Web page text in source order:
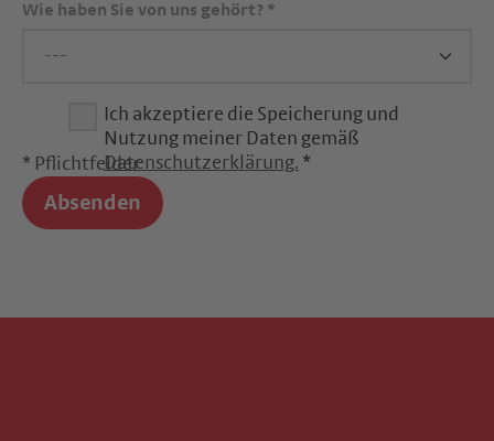
Wie haben Sie von uns gehört? *
Ich akzeptiere die Speicherung und
Nutzung meiner Daten gemäß
Datenschutzerklärung. *
* Pflichtfelder
Absenden